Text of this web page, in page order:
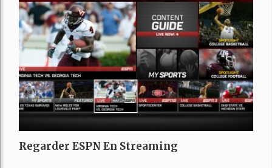
Regarder ESPN En Streaming